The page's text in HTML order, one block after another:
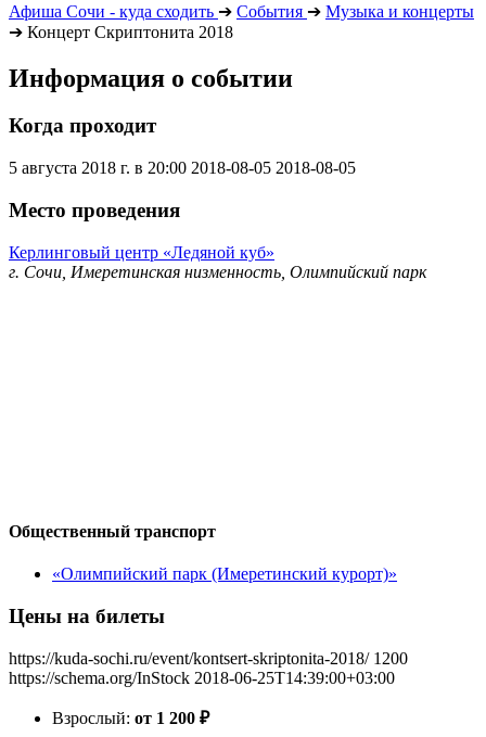
Афиша Сочи - куда сходить ➔ События ➔ Музыка и концерты
➔ Концерт Скриптонита 2018
Информация о событии
Когда проходит
5 августа 2018 г. в 20:00 2018-08-05 2018-08-05
Место проведения
Керлинговый центр «Ледяной куб»
г. Сочи, Имеретинская низменность, Олимпийский парк
Общественный транспорт
«Олимпийский парк (Имеретинский курорт)»
Цены на билеты
https://kuda-sochi.ru/event/kontsert-skriptonita-2018/ 1200
https://schema.org/InStock 2018-06-25T14:39:00+03:00
Взрослый: от 1 200 ₽